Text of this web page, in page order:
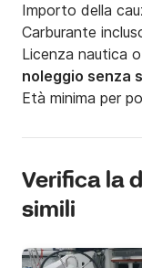
Importo della
Carburante
Licenza nautica
noleggio senza
Età minima per
Verifica la
simili